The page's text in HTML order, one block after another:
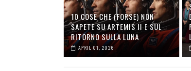
10 COSE CHE (FORSE) NON
SAPETE SU ARTEMIS II E SUL
RITORNO SULLA LUNA
APRIL 01, 2026